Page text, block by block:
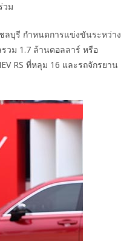
วม
บุรี กำหนดการแข่งขันระหว่าง
วม 1.7 ล้านดอลลาร์ หรือ
RS ที่หลุม 16 และรถจักรยาน